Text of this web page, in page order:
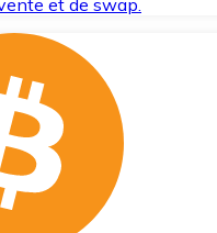
et de swap.